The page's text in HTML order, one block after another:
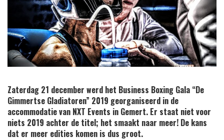
Zaterdag 21 december werd het Business Boxing Gala “De
Gimmertse Gladiatoren” 2019 georganiseerd in de
accommodatie van NXT Events in Gemert. Er staat niet voor
niets 2019 achter de titel; het smaakt naar meer! De kans
dat er meer edities komen is dus groot.